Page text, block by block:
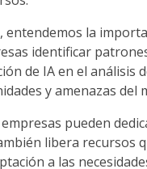
, entendemos la
identificar
de IA en el
y amenazas del
pueden
libera recursos
a las